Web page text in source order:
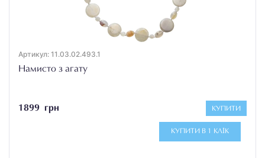
Артикул: 11.03.02.493.1
Намисто з агату
1899 грн КУПИТИ
КУПИТИ В 1 КЛІК